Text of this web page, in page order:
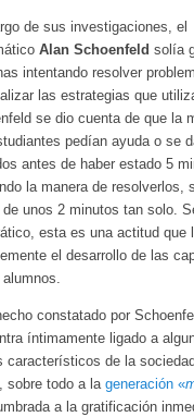
de sus investigaciones, el
Alan Schoenfeld solía
intentando resolver
las estrategias que
se dio cuenta de que la
pedían ayuda o se
antes de haber estado 5
la manera de resolverlos,
de unos 2 minutos tan solo.
esta es una actitud que
el desarrollo de las
constatado por
íntimamente ligado a
característicos de la
sobre todo a la generación «
a la gratificación